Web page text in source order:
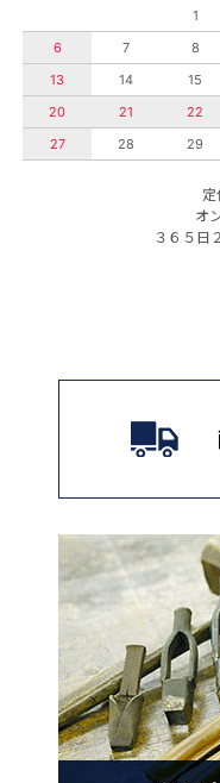
1
6
7 8
13
14 15
20
21 22
27
28 29
定
オ
３６５日